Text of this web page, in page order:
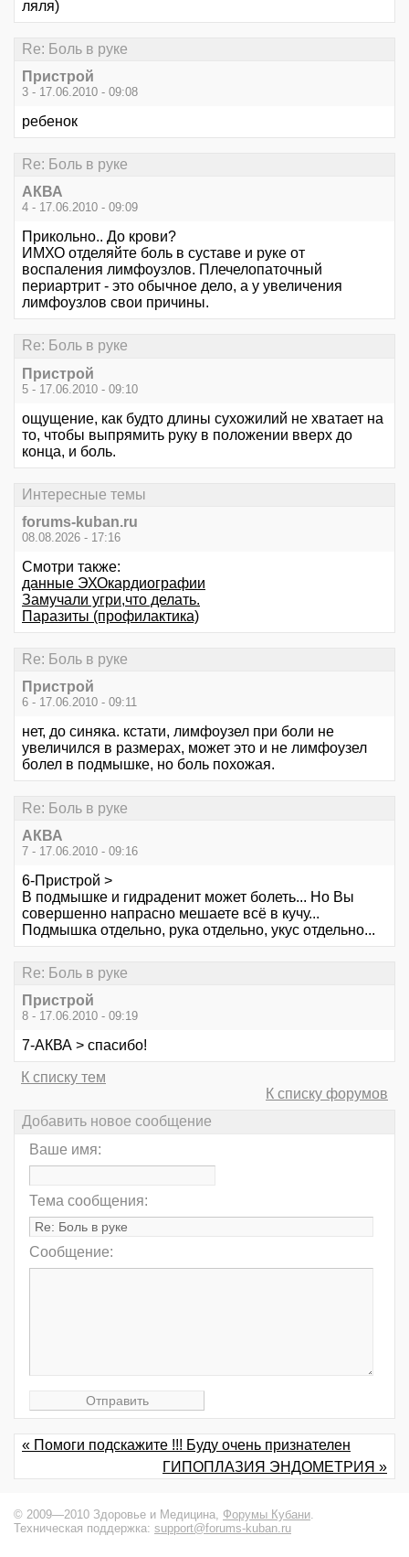
ляля)
Re: Боль в руке
Пристрой
3 - 17.06.2010 - 09:08
ребенок
Re: Боль в руке
АКВА
4 - 17.06.2010 - 09:09
Прикольно.. До крови?
ИМХО отделяйте боль в суставе и руке от
воспаления лимфоузлов. Плечелопаточный
периартрит - это обычное дело, а у увеличения
лимфоузлов свои причины.
Re: Боль в руке
Пристрой
5 - 17.06.2010 - 09:10
ощущение, как будто длины сухожилий не хватает на
то, чтобы выпрямить руку в положении вверх до
конца, и боль.
Интересные темы
forums-kuban.ru
08.08.2026 - 17:16
Смотри также:
данные ЭХОкардиографии
Замучали угри,что делать.
Паразиты (профилактика)
Re: Боль в руке
Пристрой
6 - 17.06.2010 - 09:11
нет, до синяка. кстати, лимфоузел при боли не
увеличился в размерах, может это и не лимфоузел
болел в подмышке, но боль похожая.
Re: Боль в руке
АКВА
7 - 17.06.2010 - 09:16
6-Пристрой >
В подмышке и гидраденит может болеть... Но Вы
совершенно напрасно мешаете всё в кучу...
Подмышка отдельно, рука отдельно, укус отдельно...
Re: Боль в руке
Пристрой
8 - 17.06.2010 - 09:19
7-АКВА > спасибо!
К списку тем
К списку форумов
Добавить новое сообщение
Ваше имя:
Тема сообщения:
Сообщение:
« Помоги подскажите !!! Буду очень признателен
ГИПОПЛАЗИЯ ЭНДОМЕТРИЯ »
© 2009—2010 Здоровье и Медицина, Форумы Кубани.
Техническая поддержка: support@forums-kuban.ru